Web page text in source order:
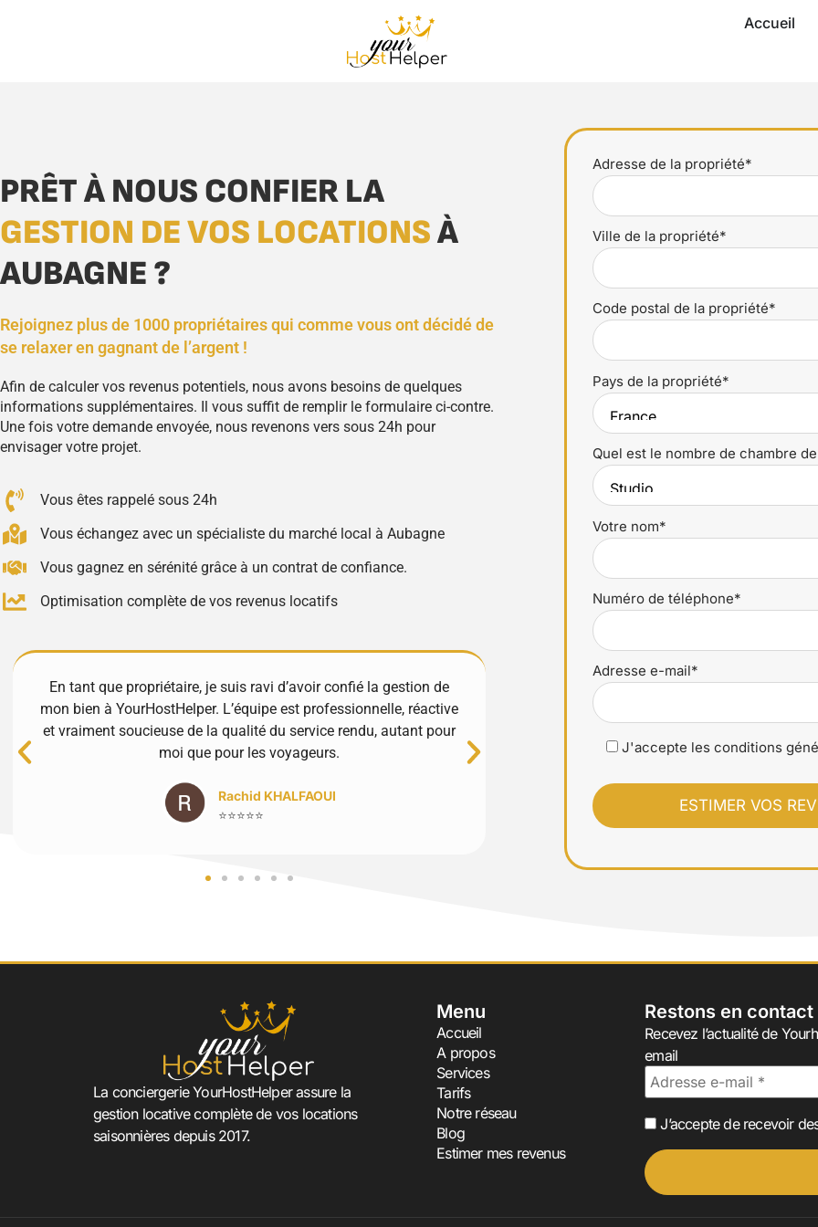
Accueil
PRÊT À NOUS CONFIER LA
GESTION DE VOS LOCATIONSÀ
AUBAGNE ?
Rejoignez plus de 1000 propriétaires qui comme vous ont décidé de
se relaxer en gagnant de l’argent !
Afin de calculer vos revenus potentiels, nous avons besoins de quelques
informations supplémentaires. Il vous suffit de remplir le formulaire ci-contre.
Une fois votre demande envoyée, nous revenons vers sous 24h pour
envisager votre projet.
Vous êtes rappelé sous 24h
Vous échangez avec un spécialiste du marché local à Aubagne
Vous gagnez en sérénité grâce à un contrat de confiance.
Optimisation complète de vos revenus locatifs
En tant que propriétaire, je suis ravi d’avoir confié la gestion de
mon bien à YourHostHelper. L’équipe est professionnelle, réactive
et vraiment soucieuse de la qualité du service rendu, autant pour
moi que pour les voyageurs.
Rachid KHALFAOUI
⭐⭐⭐⭐⭐
Excellente expérience avec YourHostHelper
et très réactifs, ils gèrent tout avec soin et
Adresse de la propriété*
Ville de la propriété*
Code postal de la propriété*
Pays de la propriété*
Quel est le nombre de chambre
Votre nom*
Numéro de téléphone*
Adresse e-mail*
J'accepte les conditions
La conciergerie YourHostHelper assure la
gestion locative complète de vos locations
saisonnières depuis 2017.
Menu
Accueil
A propos
Services
Tarifs
Notre réseau
Blog
Estimer mes revenus
Restons en contact
Recevez l’actualité de
email
J’accepte de recevoir